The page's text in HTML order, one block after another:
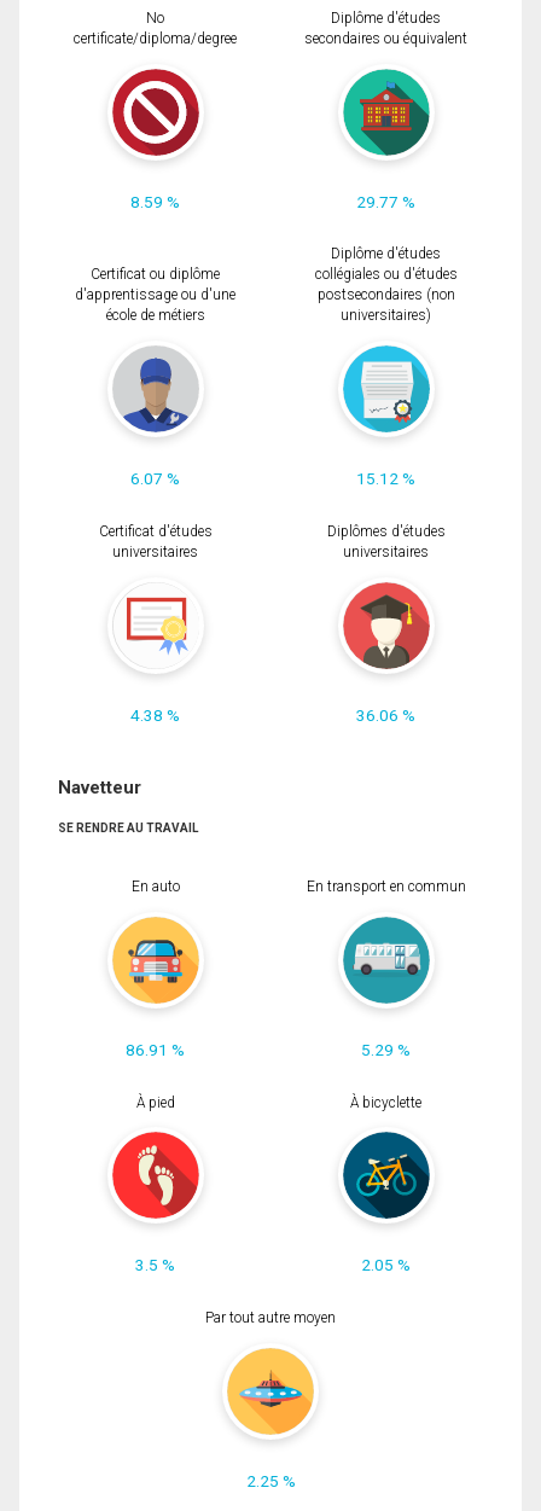
No
certificate/diploma/degree
8.59 %
Diplôme d'études
secondaires ou équivalent
29.77 %
Certificat ou diplôme
d'apprentissage ou d'une
école de métiers
6.07 %
Diplôme d'études
collégiales ou d'études
postsecondaires (non
universitaires)
15.12 %
Certificat d'études
universitaires
4.38 %
Diplômes d'études
universitaires
36.06 %
Navetteur
SE RENDRE AU TRAVAIL
En auto
86.91 %
En transport en commun
5.29 %
À pied
3.5 %
À bicyclette
2.05 %
Par tout autre moyen
2.25 %